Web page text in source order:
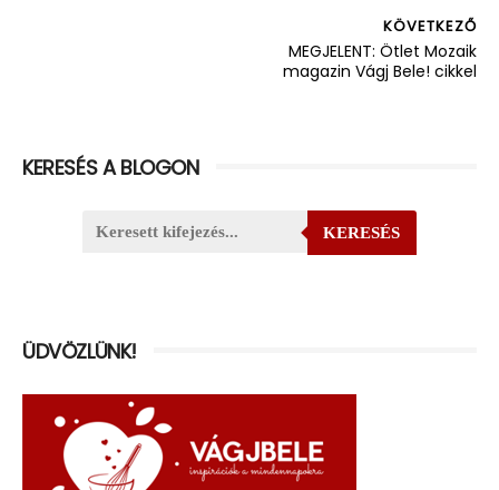
KÖVETKEZŐ
MEGJELENT: Ötlet Mozaik
magazin Vágj Bele! cikkel
KERESÉS A BLOGON
KERESÉS
ÜDVÖZLÜNK!